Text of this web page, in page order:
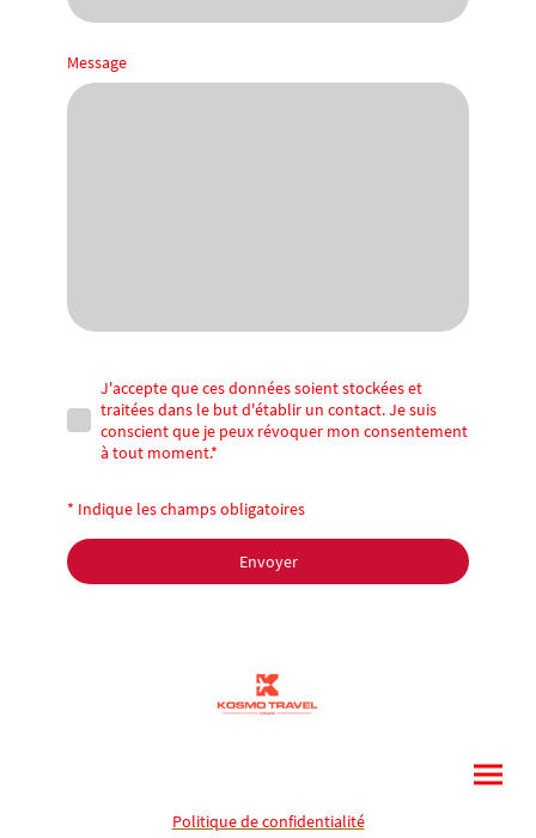
Message
J'accepte que ces données soient stockées et
traitées dans le but d'établir un contact. Je suis
conscient que je peux révoquer mon consentement
à tout moment.*
* Indique les champs obligatoires
Envoyer
Politique de confidentialité